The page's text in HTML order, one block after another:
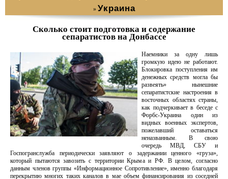
» Украина
Сколько стоит подготовка и содержание
сепаратистов на Донбассе
Наемники за одну лишь
громкую идею не работают.
Блокировка поступления им
денежных средств могла бы
развеять» нынешние
сепаратистские настроения в
восточных областях страны,
как подчеркивает в беседе с
Форбс-Украина один из
видных военных экспертов,
пожелавший оставаться
неназванным. В свою
очередь МВД, СБУ и
Госпогранслужба периодически заявляют о задержании ценного «груза»,
который пытаются завозить с территории Крыма и РФ. В целом, согласно
данным членов группы «Информационное Сопротивление», именно благодаря
перекрытию многих таких каналов в мае объем финансирования из соседней